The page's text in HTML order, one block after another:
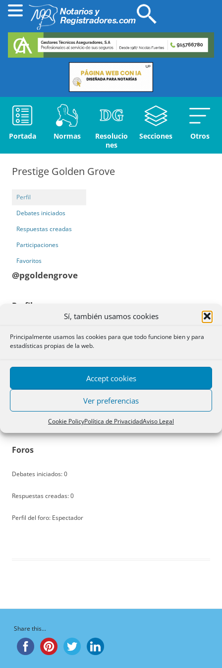
Sí, también usamos cookies
Principalmente usamos las cookies para que todo funcione bien y para
estadísticas propias de la web.
Accept cookies
Ver preferencias
Cookie PolicyPolítica de PrivacidadAviso Legal
Portada Normas
Resolucio
nes
Secciones Otros
Prestige Golden Grove
Perfil
Debates iniciados
Respuestas creadas
Participaciones
Favoritos
@pgoldengrove
Perfil
Prestige Golden Grove
connectivity to Gachibowli and nearby business hubs.
Grove Amenities
Web:https://www.prestigegoldengrove.live/
Foros
Debates iniciados: 0
Respuestas creadas: 0
Perfil del foro: Espectador
Share this...